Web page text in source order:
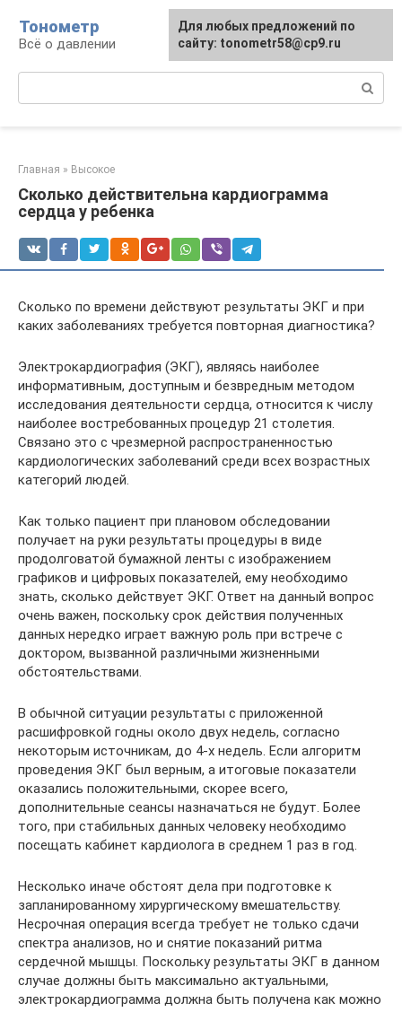
контенту
Тонометр
Всё о давлении
Главная » Высокое
Сколько действительна кардиограмма
сердца у ребенка
Сколько по времени действуют результаты ЭКГ и при
каких заболеваниях требуется повторная диагностика?
Электрокардиография (ЭКГ), являясь наиболее
информативным, доступным и безвредным методом
исследования деятельности сердца, относится к числу
наиболее востребованных процедур 21 столетия.
Связано это с чрезмерной распространенностью
кардиологических заболеваний среди всех возрастных
категорий людей.
Как только пациент при плановом обследовании
получает на руки результаты процедуры в виде
продолговатой бумажной ленты с изображением
графиков и цифровых показателей, ему необходимо
знать, сколько действует ЭКГ. Ответ на данный вопрос
очень важен, поскольку срок действия полученных
данных нередко играет важную роль при встрече с
доктором, вызванной различными жизненными
обстоятельствами.
В обычной ситуации результаты с приложенной
расшифровкой годны около двух недель, согласно
некоторым источникам, до 4-х недель. Если алгоритм
проведения ЭКГ был верным, а итоговые показатели
оказались положительными, скорее всего,
дополнительные сеансы назначаться не будут. Более
того, при стабильных данных человеку необходимо
посещать кабинет кардиолога в среднем 1 раз в год.
Несколько иначе обстоят дела при подготовке к
запланированному хирургическому вмешательству.
Несрочная операция всегда требует не только сдачи
спектра анализов, но и снятие показаний ритма
сердечной мышцы. Поскольку результаты ЭКГ в данном
случае должны быть максимально актуальными,
электрокардиограмма должна быть получена как можно
Для любых предложений по
сайту: tonometr58@cp9.ru
Для любых предложений по
сайту: tonometr58@cp9.ru